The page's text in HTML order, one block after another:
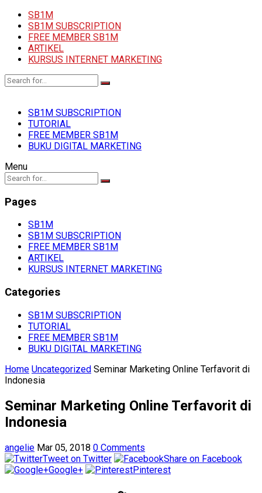
SB1M
SB1M SUBSCRIPTION
FREE MEMBER SB1M
ARTIKEL
KURSUS INTERNET MARKETING
SB1M SUBSCRIPTION
TUTORIAL
FREE MEMBER SB1M
BUKU DIGITAL MARKETING
Menu
Pages
SB1M
SB1M SUBSCRIPTION
FREE MEMBER SB1M
ARTIKEL
KURSUS INTERNET MARKETING
Categories
SB1M SUBSCRIPTION
TUTORIAL
FREE MEMBER SB1M
BUKU DIGITAL MARKETING
Home Uncategorized Seminar Marketing Online Terfavorit di
Indonesia
Seminar Marketing Online Terfavorit di
Indonesia
angelie Mar 05, 2018 0 Comments
Tweet on Twitter
Share on Facebook
Google+
Pinterest